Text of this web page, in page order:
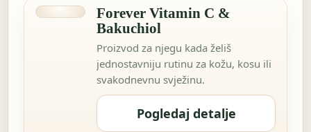
Forever Vitamin C &
Bakuchiol
Proizvod za njegu kada želiš
jednostavniju rutinu za kožu, kosu ili
svakodnevnu svježinu.
Pogledaj detalje